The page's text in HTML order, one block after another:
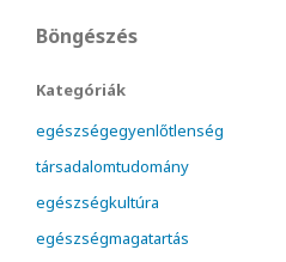
Böngészés
Kategóriák
egészségegyenlőtlenség
társadalomtudomány
egészségkultúra
egészségmagatartás